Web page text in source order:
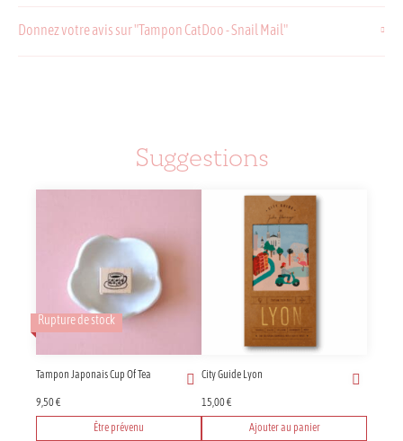
Donnez votre avis sur "Tampon CatDoo - Snail Mail"
Suggestions
Rupture de stock
Tampon Japonais Cup Of Tea
9,50€
Être prévenu
City Guide Lyon
15,00€
Ajouter au panier